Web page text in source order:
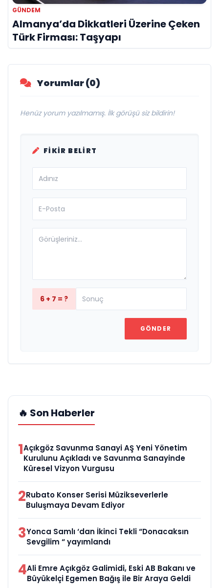
GÜNDEM
Almanya’da Dikkatleri Üzerine Çeken
Türk Firması: Taşyapı
Yorumlar (0)
Henüz yorum yazılmamış. İlk görüşü siz bildirin!
FIKIR BELIRT
6 + 7 = ?
GÖNDER
🔥 Son Haberler
1Açıkgöz Savunma Sanayi AŞ Yeni Yönetim
Kurulunu Açıkladı ve Savunma Sanayinde
Küresel Vizyon Vurgusu
2Rubato Konser Serisi Müzikseverlerle
Buluşmaya Devam Ediyor
3Yonca Samlı ‘dan İkinci Tekli “Donacaksın
Sevgilim “ yayımlandı
4Ali Emre Açıkgöz Galimidi, Eski AB Bakanı ve
Büyükelçi Egemen Bağış ile Bir Araya Geldi